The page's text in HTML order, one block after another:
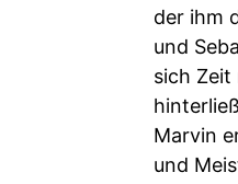
der ihm
und
sich Zeit
Marvin
und